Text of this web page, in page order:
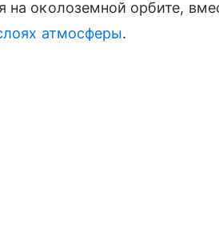
на околоземной орбите,
атмосферы.